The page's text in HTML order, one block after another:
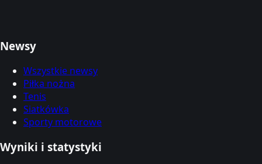
Newsy
Wszystkie newsy
Piłka nożna
Tenis
Siatkówka
Sporty motorowe
Wyniki i statystyki